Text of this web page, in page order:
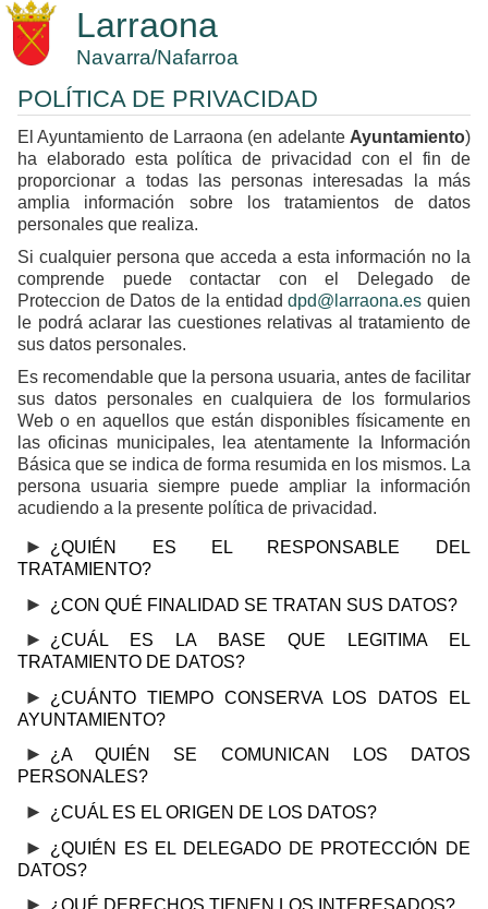
Larraona
Navarra/Nafarroa
POLÍTICA DE PRIVACIDAD
El Ayuntamiento de Larraona (en adelante Ayuntamiento)
ha elaborado esta política de privacidad con el fin de
proporcionar a todas las personas interesadas la más
amplia información sobre los tratamientos de datos
personales que realiza.
Si cualquier persona que acceda a esta información no la
comprende puede contactar con el Delegado de
Proteccion de Datos de la entidaddpd@larraona.es quien
le podrá aclarar las cuestiones relativas al tratamiento de
sus datos personales.
Es recomendable que la persona usuaria, antes de facilitar
sus datos personales en cualquiera de los formularios
Web o en aquellos que están disponibles físicamente en
las oficinas municipales, lea atentamente la Información
Básica que se indica de forma resumida en los mismos. La
persona usuaria siempre puede ampliar la información
acudiendo a la presente política de privacidad.
¿QUIÉN ES EL RESPONSABLE DEL
TRATAMIENTO?
¿CON QUÉ FINALIDAD SE TRATAN SUS DATOS?
¿CUÁL ES LA BASE QUE LEGITIMA EL
TRATAMIENTO DE DATOS?
¿CUÁNTO TIEMPO CONSERVA LOS DATOS EL
AYUNTAMIENTO?
¿A QUIÉN SE COMUNICAN LOS DATOS
PERSONALES?
¿CUÁL ES EL ORIGEN DE LOS DATOS?
¿QUIÉN ES EL DELEGADO DE PROTECCIÓN DE
DATOS?